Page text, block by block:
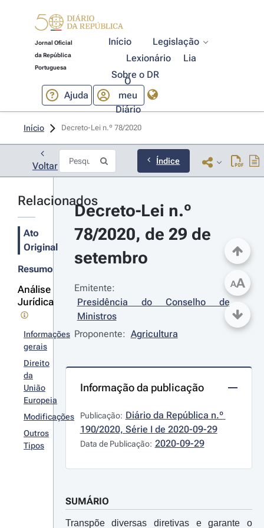
Jornal Oficial
da República
Portuguesa
Início
Legislação
Lexionário
Lia
Sobre o DR
Ajuda
O
meu
Diário
Início Decreto-Lei n.º 78/2020
Voltar Índice
Relacionados
Ato
Original
Resumo
Análise
Jurídica
Informações
gerais
Direito
da
União
Europeia
Modificações
Outros
Tipos
Decreto-Lei n.º
78/2020, de 29 de
setembro
Emitente:
Presidência do Conselho de
Ministros
Proponente: Agricultura
Informação da publicação
Publicação: Diário da República n.º
190/2020, Série I de 2020-09-29
Data de Publicação: 2020-09-29
SUMÁRIO
Transpõe diversas diretivas e garante o
AA